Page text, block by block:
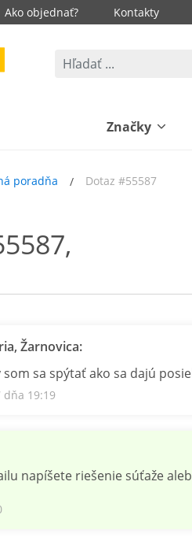
Ako objednať? Kontakty
Značky
poradňa Dotaz #55587
Žarnovica:
som sa spýtať ako sa dajú
dňa 19:19
napíšete riešenie súťaže